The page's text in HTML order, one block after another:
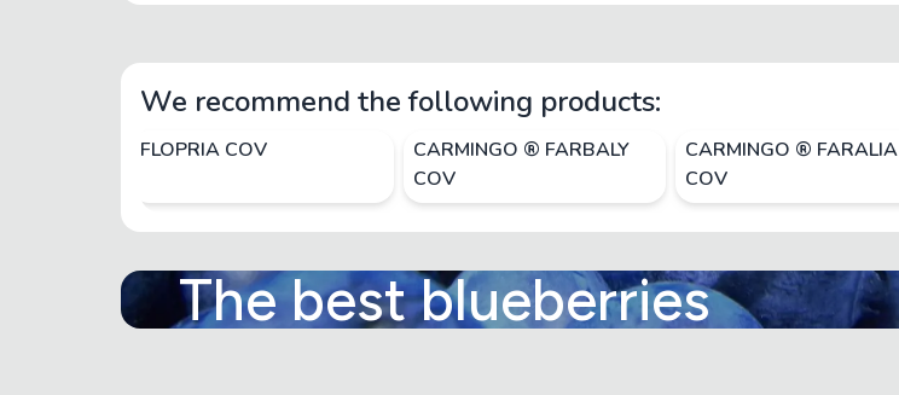
We recommend the following products:
FLOPRIA COV
CARMINGO ® FARBALY
COV
CARMINGO ® FARALIA
COV
The best blueberries